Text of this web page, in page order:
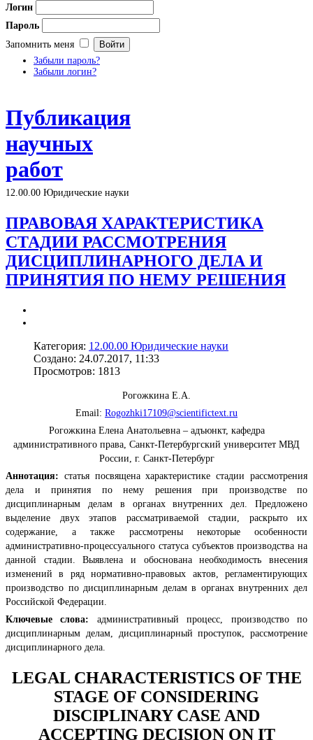
Логин
Пароль
Запомнить меня
Забыли пароль?
Забыли логин?
Публикация
научных
работ
12.00.00 Юридические науки
ПРАВОВАЯ ХАРАКТЕРИСТИКА
СТАДИИ РАССМОТРЕНИЯ
ДИСЦИПЛИНАРНОГО ДЕЛА И
ПРИНЯТИЯ ПО НЕМУ РЕШЕНИЯ
Категория: 12.00.00 Юридические науки
Создано: 24.07.2017, 11:33
Просмотров: 1813
Рогожкина Е.А.
Email: Rogozhki17109@scientifictext.ru
Рогожкина Елена Анатольевна – адъюнкт, кафедра
административного права, Санкт-Петербургский университет МВД
России, г. Санкт-Петербург
Аннотация: статья посвящена характеристике стадии рассмотрения
дела и принятия по нему решения при производстве по
дисциплинарным делам в органах внутренних дел. Предложено
выделение двух этапов рассматриваемой стадии, раскрыто их
содержание, а также рассмотрены некоторые особенности
административно-процессуального статуса субъектов производства на
данной стадии. Выявлена и обоснована необходимость внесения
изменений в ряд нормативно-правовых актов, регламентирующих
производство по дисциплинарным делам в органах внутренних дел
Российской Федерации.
Ключевые слова: административный процесс, производство по
дисциплинарным делам, дисциплинарный проступок, рассмотрение
дисциплинарного дела.
LEGAL CHARACTERISTICS OF THE
STAGE OF CONSIDERING
DISCIPLINARY CASE AND
ACCEPTING DECISION ON IT